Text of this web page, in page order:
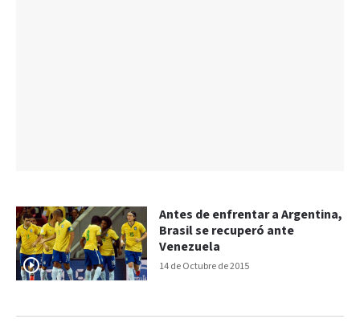
14 de Octubre de 2015
Antes de enfrentar a Argentina,
Brasil se recuperó ante
Venezuela